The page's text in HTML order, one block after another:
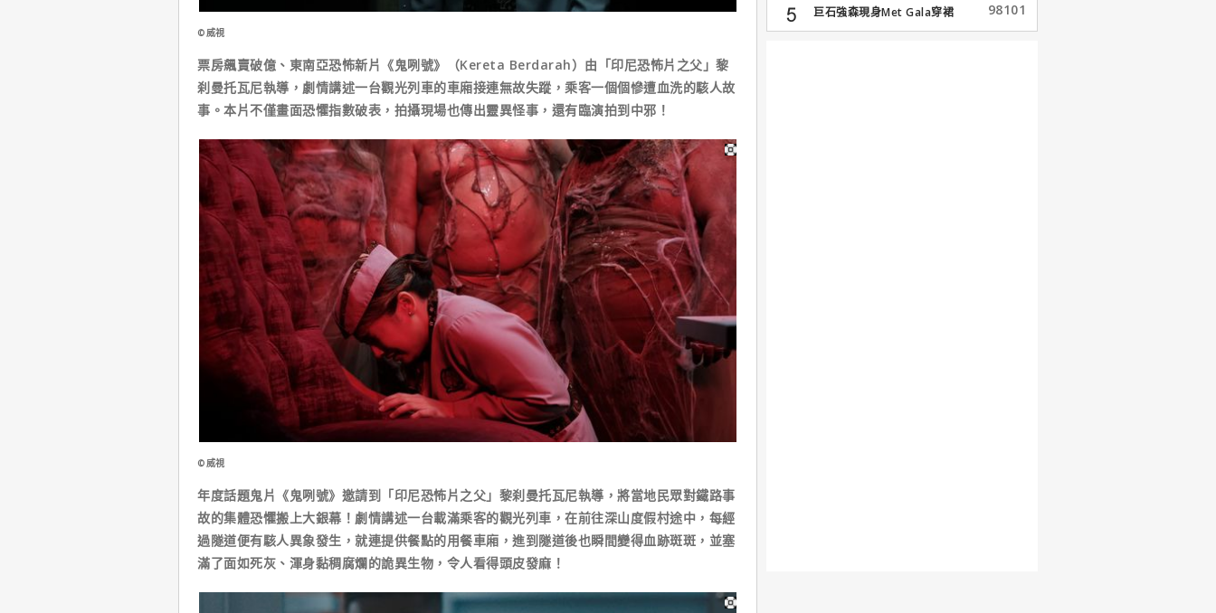
©威視
票房飆賣破億、東南亞恐怖新片《鬼咧號》（Kereta Berdarah）由「印尼恐怖片之父」黎
刹曼托瓦尼執導，劇情講述一台觀光列車的車廂接連無故失蹤，乘客一個個慘遭血洗的駭人故
事。本片不僅畫面恐懼指數破表，拍攝現場也傳出靈異怪事，還有臨演拍到中邪！
©威視
年度話題鬼片《鬼咧號》邀請到「印尼恐怖片之父」黎刹曼托瓦尼執導，將當地民眾對鐵路事
故的集體恐懼搬上大銀幕！劇情講述一台載滿乘客的觀光列車，在前往深山度假村途中，每經
過隧道便有駭人異象發生，就連提供餐點的用餐車廂，進到隧道後也瞬間變得血跡斑斑，並塞
滿了面如死灰、渾身黏稠腐爛的詭異生物，令人看得頭皮發麻！
巨石強森現身Met Gala穿裙
子...
98101